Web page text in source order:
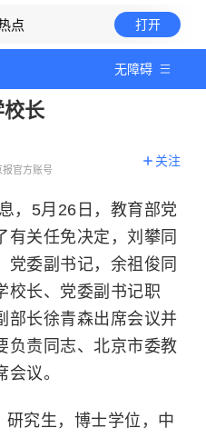
点 打开
无障碍
校长
报官方账号
关注
，5月26日，教育部党
有关任免决定，刘攀同
党委副书记，余祖俊同
校长、党委副书记职
部长徐青森出席会议并
负责同志、北京市委教
议。
究生，博士学位，中